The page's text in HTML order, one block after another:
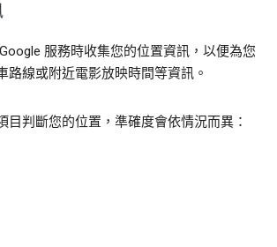
服務時收集您的位置資訊，以便為您
路線或附近電影放映時間等資訊。
目判斷您的位置，準確度會依情況而異：